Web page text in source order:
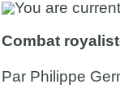
Combat
Par Philippe